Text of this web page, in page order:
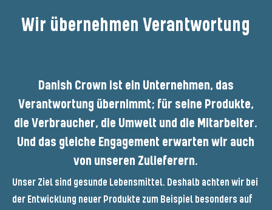
Wir übernehmen Verantwortung
Danish Crown ist ein Unternehmen, das
Verantwortung übernimmt; für seine Produkte,
die Verbraucher, die Umwelt und die Mitarbeiter.
Und das gleiche Engagement erwarten wir auch
von unseren Zulieferern.
Unser Ziel sind gesunde Lebensmittel. Deshalb achten wir bei
der Entwicklung neuer Produkte zum Beispiel besonders auf